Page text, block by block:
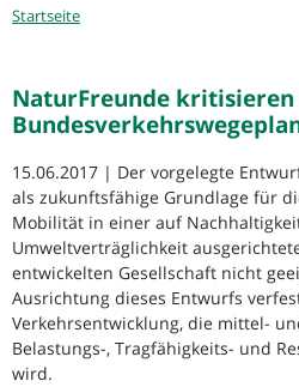
Sie
Startseite
NaturFreunde
15.06.2017 | Der vorgelegte
als zukunftsfähige Grundlage für
Mobilität in einer auf
Umweltverträglichkeit
entwickelten Gesellschaft nicht
Ausrichtung dieses Entwurfs
Verkehrsentwicklung, die mittel-
Belastungs-, Tragfähigkeits- und
wird.